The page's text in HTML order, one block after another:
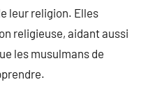
leur religion. Elles
religieuse, aidant aussi
les musulmans de